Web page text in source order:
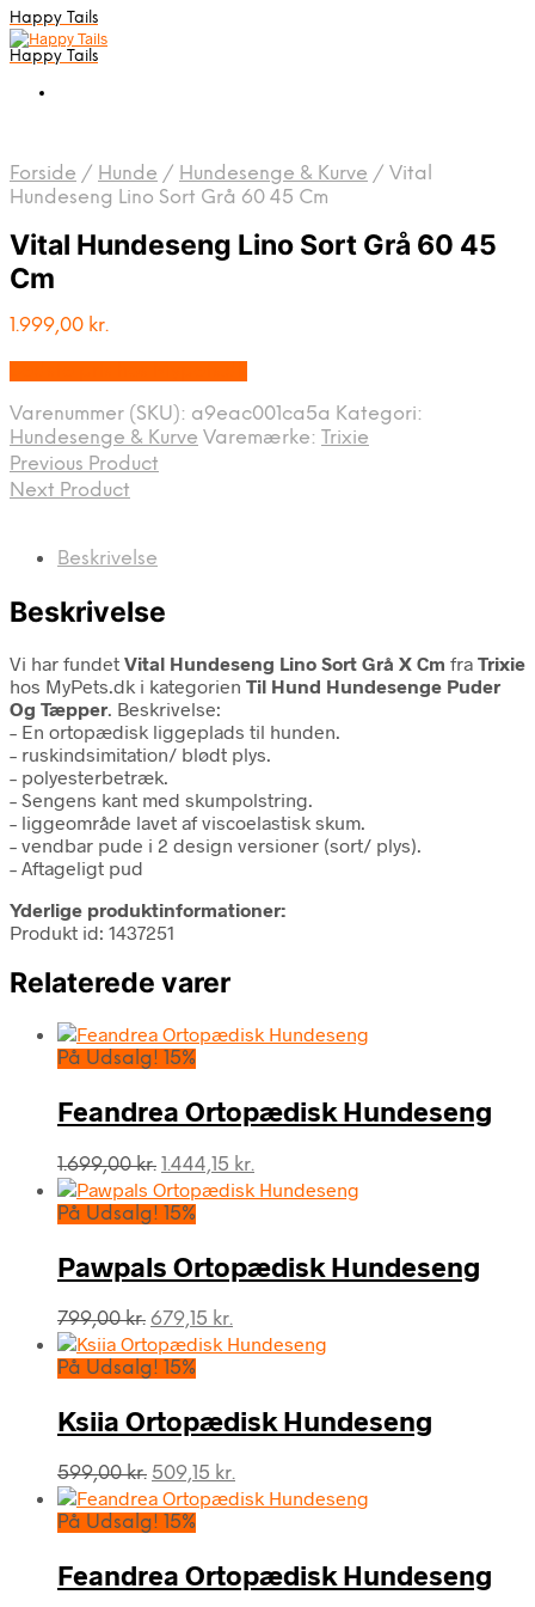
Happy Tails
Happy Tails
Forside / Hunde / Hundesenge & Kurve / Vital
Hundeseng Lino Sort Grå 60 45 Cm
Vital Hundeseng Lino Sort Grå 60 45
Cm
1.999,00 kr.
Varenummer (SKU): a9eac001ca5a Kategori:
Hundesenge & Kurve Varemærke: Trixie
Previous Product
Next Product
Beskrivelse
Beskrivelse
Vi har fundet Vital Hundeseng Lino Sort Grå X Cm fra Trixie
hos MyPets.dk i kategorien Til Hund Hundesenge Puder
Og Tæpper. Beskrivelse:
– En ortopædisk liggeplads til hunden.
– ruskindsimitation/ blødt plys.
– polyesterbetræk.
– Sengens kant med skumpolstring.
– liggeområde lavet af viscoelastisk skum.
– vendbar pude i 2 design versioner (sort/ plys).
– Aftageligt pud
Yderlige produktinformationer:
Produkt id: 1437251
Relaterede varer
På Udsalg! 15%
Feandrea Ortopædisk Hundeseng
1.699,00kr. Den
oprindelige
pris
1.699,00 kr..
1.444,15 kr.
aktuelle
1.444,15 kr..
På Udsalg! 15%
Pawpals Ortopædisk Hundeseng
799,00kr. Den
oprindelige
pris
799,00 kr..
679,15 kr.
aktuelle
679,15 kr..
På Udsalg! 15%
Ksiia Ortopædisk Hundeseng
599,00kr. Den
oprindelige
pris
599,00 kr..
509,15 kr.
aktuelle
509,15 kr..
På Udsalg! 15%
Feandrea Ortopædisk Hundeseng